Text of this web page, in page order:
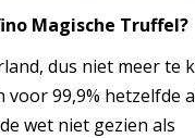
Magische Truffel?
dus niet meer te
99,9% hetzelfde
wet niet gezien als